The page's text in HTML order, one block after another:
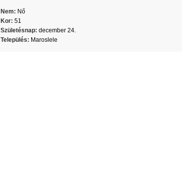
Nem: Nő
Kor: 51
Születésnap: december 24.
Település: Maroslele